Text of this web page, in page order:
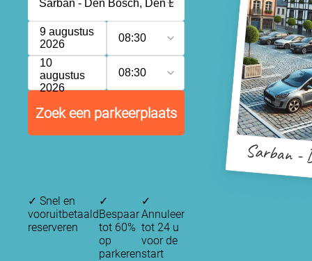
9 augustus
2026
08:30
10
augustus
2026
08:30
Zoek een parkeerplaats
Sarban -
✓ Snel en
vooruitbetaald
reserveren
✓
Bespaar
tot 60%
op
parkeren
✓
Annuleer
tot 24 u
voor de
start